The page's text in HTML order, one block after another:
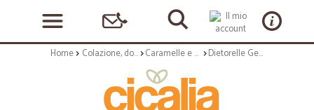
Home Colazione, dolciumi e snack Caramelle e chewing gum Dietorelle Gelées Mora e Fragola 70 gr.